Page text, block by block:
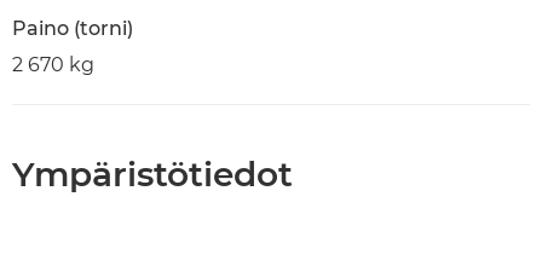
Paino (torni)
2 670 kg
Ympäristötiedot